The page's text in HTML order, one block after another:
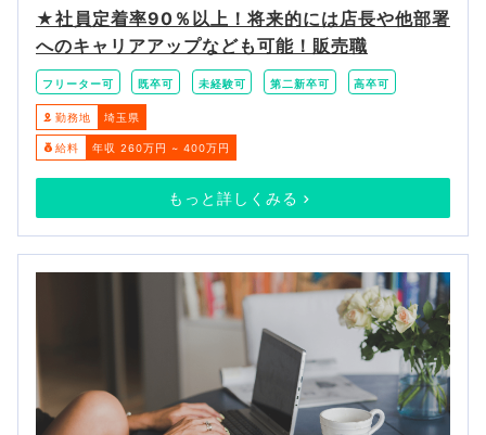
★社員定着率90％以上！将来的には店長や他部署
へのキャリアアップなども可能！販売職
フリーター可 既卒可 未経験可 第二新卒可 高卒可
勤務地 埼玉県
給料 年収 260万円 ~ 400万円
もっと詳しくみる